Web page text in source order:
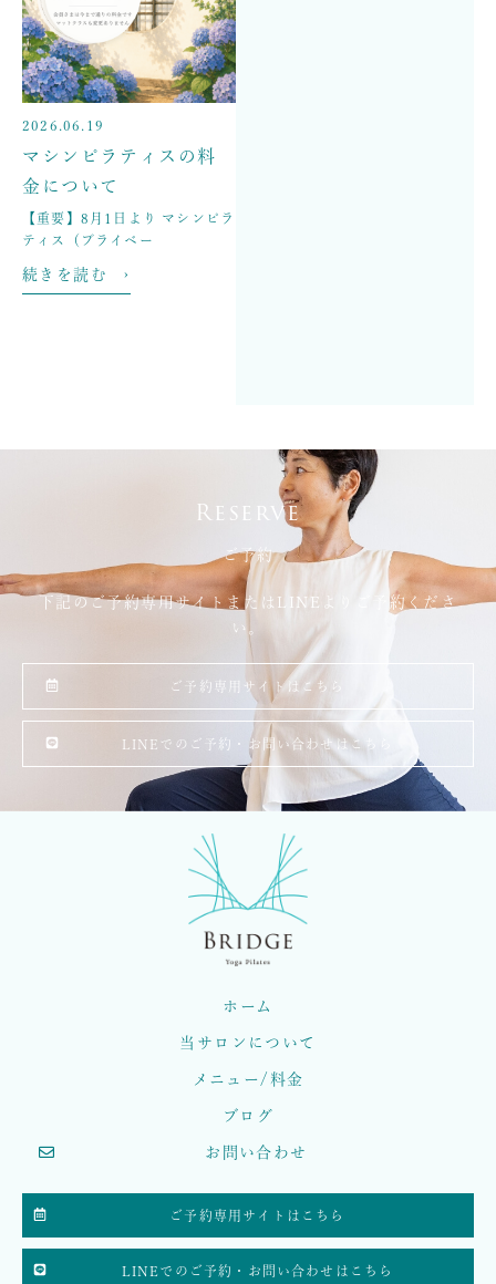
マシンピラティスの料
金について
2026.06.19
【重要】8月1日より マシンピラ
ティス（プライベー
続きを読む ›
Reserve
ご予約
下記のご予約専用サイトまたはLINEよりご予約くださ
い。
ご予約専用サイトはこちら
LINEでのご予約・お問い合わせはこちら
ホーム
当サロンについて
メニュー/料金
ブログ
お問い合わせ
ご予約専用サイトはこちら
LINEでのご予約・お問い合わせはこちら